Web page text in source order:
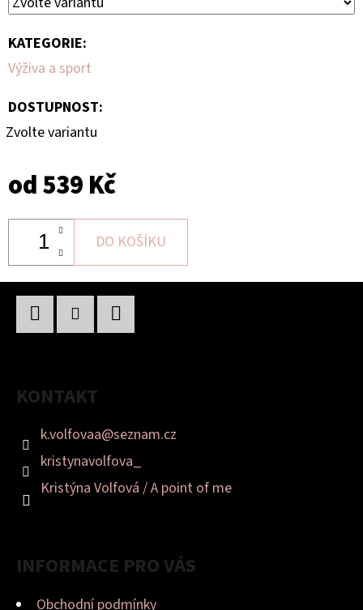
KATEGORIE:
Výživa a sport
DOSTUPNOST:
Zvolte variantu
od539 Kč
DO KOŠÍKU
KONTAKT
k.volfovaa@seznam.cz
kristynavolfova_
Kristýna Volfová / A point of me
INFORMACE PRO VÁS
Obchodní podmínky